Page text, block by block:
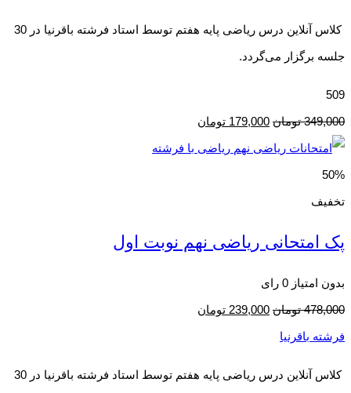
کلاس آنلاین درس ریاضی پایه هفتم توسط استاد فرشته باقرنیا در 30
جلسه برگزار می‌گردد.
509
349,000 تومان 179,000 تومان
50%
تخفیف
پک امتحانی ریاضی نهم نوبت اول
بدون امتیاز 0 رای
478,000 تومان 239,000 تومان
فرشته باقرنیا
کلاس آنلاین درس ریاضی پایه هفتم توسط استاد فرشته باقرنیا در 30